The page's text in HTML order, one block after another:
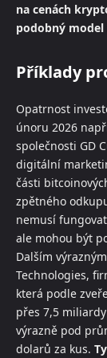
na cenách
podobný
Příklady
Opatrnost
únoru 2026
společnosti GD
digitální
části
zpětného
nemusí
ale mohou být
Dalším
Technologies,
která podle
přes 7,5
výrazně pod
dolarů za kus.